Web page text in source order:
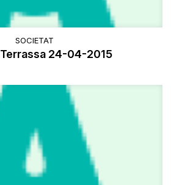
SOCIETAT
24-04-2015